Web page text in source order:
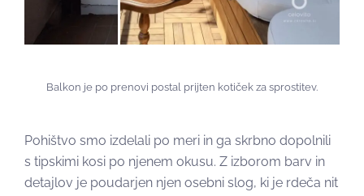
Balkon je po prenovi postal prijten kotiček za sprostitev.
Pohištvo smo izdelali po meri in ga skrbno dopolnili
s tipskimi kosi po njenem okusu. Z izborom barv in
detajlov je poudarjen njen osebni slog, ki je rdeča nit